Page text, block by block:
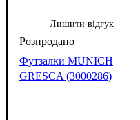
Лишити відгук
Футзалки MUNICH
GRESCA (3000286)